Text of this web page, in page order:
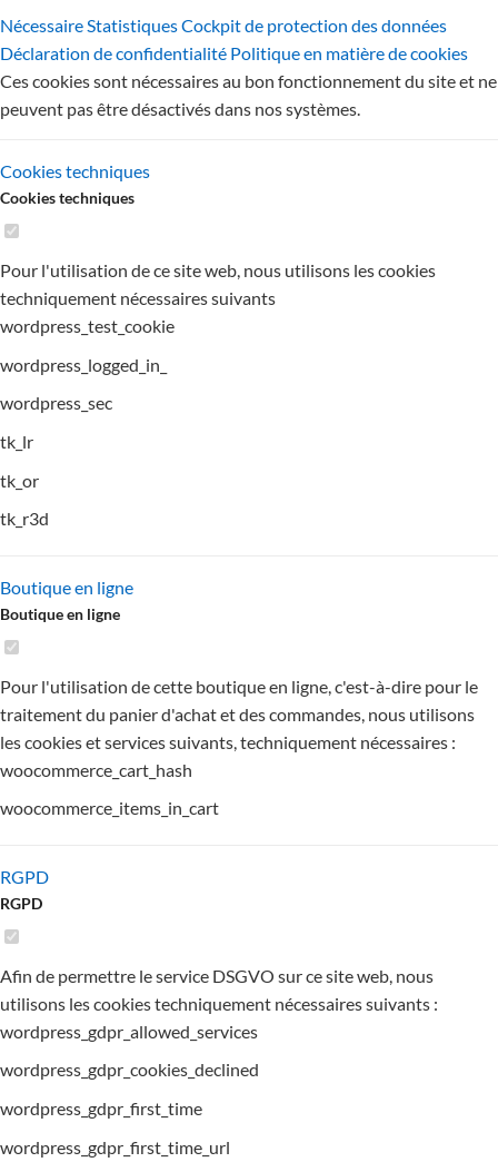
NécessaireStatistiquesCockpit de protection des données
Déclaration de confidentialité Politique en matière de cookies
Ces cookies sont nécessaires au bon fonctionnement du site et ne
peuvent pas être désactivés dans nos systèmes.
Cookies techniques
Cookies techniques
Pour l'utilisation de ce site web, nous utilisons les cookies
techniquement nécessaires suivants
wordpress_test_cookie
wordpress_logged_in_
wordpress_sec
tk_lr
tk_or
tk_r3d
Boutique en ligne
Boutique en ligne
Pour l'utilisation de cette boutique en ligne, c'est-à-dire pour le
traitement du panier d'achat et des commandes, nous utilisons
les cookies et services suivants, techniquement nécessaires :
woocommerce_cart_hash
woocommerce_items_in_cart
RGPD
RGPD
Afin de permettre le service DSGVO sur ce site web, nous
utilisons les cookies techniquement nécessaires suivants :
wordpress_gdpr_allowed_services
wordpress_gdpr_cookies_declined
wordpress_gdpr_first_time
wordpress_gdpr_first_time_url